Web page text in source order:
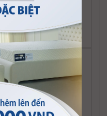
kiểu Lana